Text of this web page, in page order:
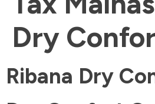
Dry
Ribana Dry